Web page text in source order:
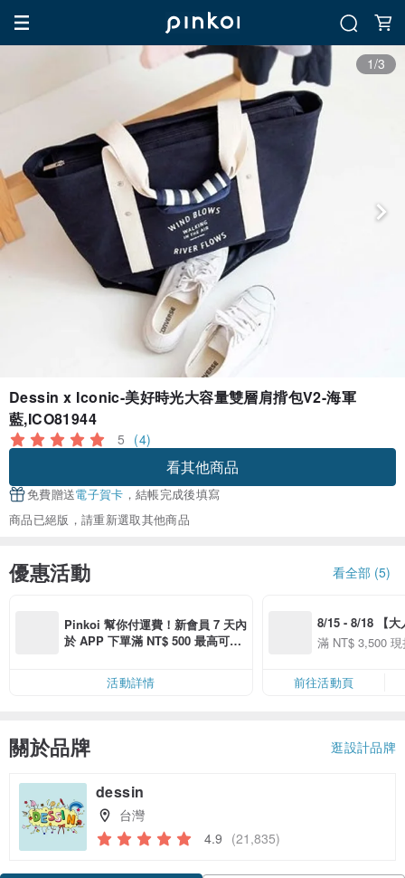
1/3
Dessin x Iconic-美好時光大容量雙層肩揹包V2-海軍
藍,ICO81944
5 (4)
看其他商品
免費贈送電子賀卡 ，結帳完成後填寫
商品已絕版，請重新選取其他商品
優惠活動 看全部 (5)
Pinkoi 幫你付運費！新會員 7 天內
於 APP 下單滿 NT$ 500 最高可折
活動詳情
8/15 - 8/18 【大
季】滿
50
滿 NT$ 3,500
前往活動頁
關於品牌 逛設計品牌
dessin
台灣
4.9 (21,835)